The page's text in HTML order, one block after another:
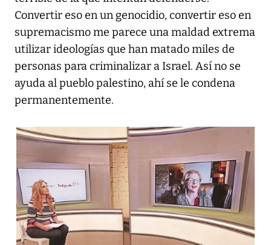
Convertir eso en un genocidio, convertir eso en
supremacismo me parece una maldad extrema
utilizar ideologías que han matado miles de
personas para criminalizar a Israel. Así no se
ayuda al pueblo palestino, ahí se le condena
permanentemente.